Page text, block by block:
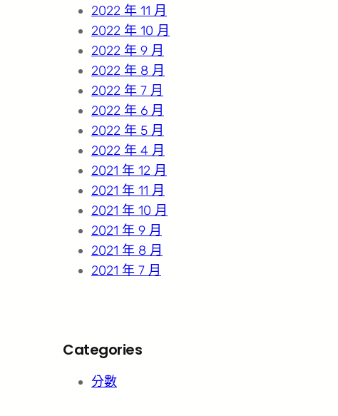
2022 年 11 月
2022 年 10 月
2022 年 9 月
2022 年 8 月
2022 年 7 月
2022 年 6 月
2022 年 5 月
2022 年 4 月
2021 年 12 月
2021 年 11 月
2021 年 10 月
2021 年 9 月
2021 年 8 月
2021 年 7 月
Categories
分數